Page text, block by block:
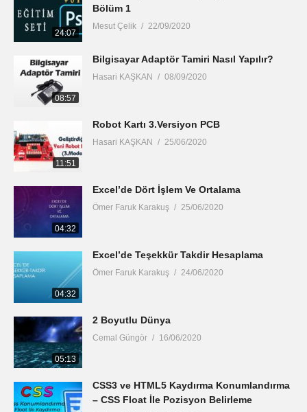
24:07
Bölüm 1
Mesut Çelik 22/09/2020
08:57
Bilgisayar Adaptör Tamiri Nasıl Yapılır?
Hasari KAŞKAN 08/09/2020
11:51
Robot Kartı 3.Versiyon PCB
Hasari KAŞKAN 25/06/2020
04:32
Excel’de Dört İşlem Ve Ortalama
Ömer Faruk Karakuş 25/06/2020
04:32
Excel’de Teşekkür Takdir Hesaplama
Ömer Faruk Karakuş 24/06/2020
05:13
2 Boyutlu Dünya
Cemal Güngör 16/06/2020
CSS3 ve HTML5 Kaydırma Konumlandırma
– CSS Float İle Pozisyon Belirleme